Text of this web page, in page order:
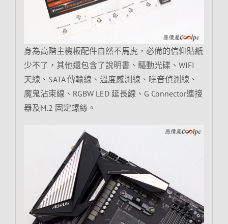
身為高階主機板配件自然不馬虎，必備的信仰貼紙
少不了，其他還包含了說明書、驅動光碟、WIFI
天線、SATA 傳輸線、溫度感測線、噪音偵測線、
魔鬼沾束線、RGBW LED 延長線、G Connector連接
器及M.2 固定螺絲。